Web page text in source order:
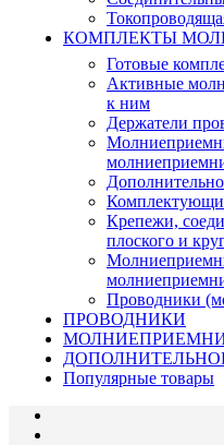
КОМПЛЕКТЫ
Готовые
Активные
к ним
Держатели
Крепежи,
плоского и
Проводники
ПРОВОДНИКИ
Популярные товары